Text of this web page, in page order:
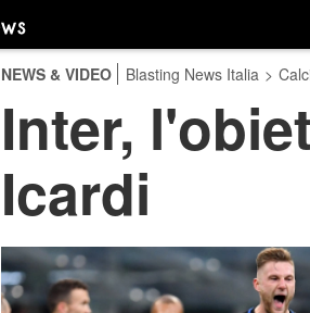
NEWS & VIDEO Blasting News Italia >
Inter,
Icardi